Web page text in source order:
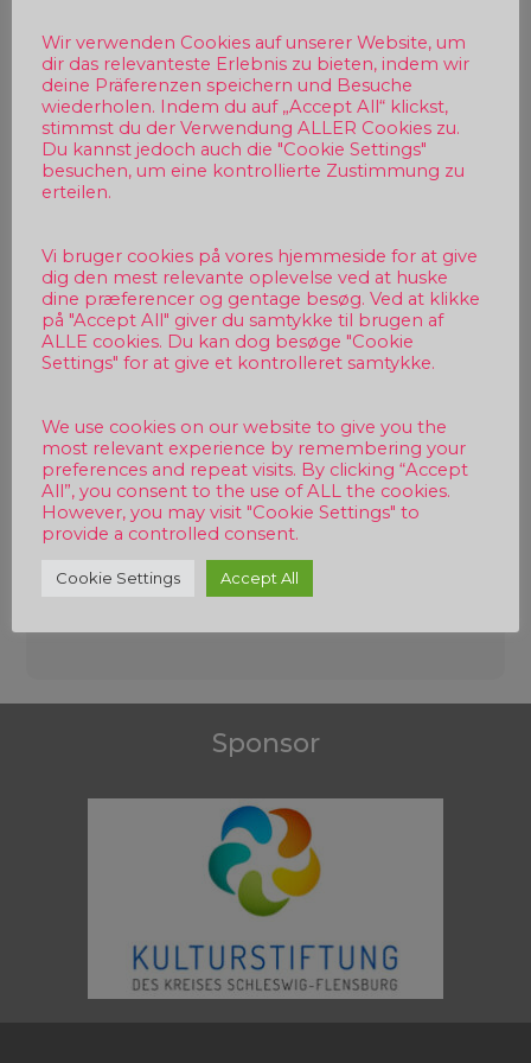
Beitragsnavigation
Sponsor
Wir verwenden Cookies auf unserer Website, um
dir das relevanteste Erlebnis zu bieten, indem wir
deine Präferenzen speichern und Besuche
wiederholen. Indem du auf „Accept All“ klickst,
stimmst du der Verwendung ALLER Cookies zu.
Du kannst jedoch auch die "Cookie Settings"
besuchen, um eine kontrollierte Zustimmung zu
erteilen.
Vi bruger cookies på vores hjemmeside for at give
dig den mest relevante oplevelse ved at huske
dine præferencer og gentage besøg. Ved at klikke
på "Accept All" giver du samtykke til brugen af
ALLE cookies. Du kan dog besøge "Cookie
Settings" for at give et kontrolleret samtykke.
We use cookies on our website to give you the
most relevant experience by remembering your
preferences and repeat visits. By clicking “Accept
All”, you consent to the use of ALL the cookies.
However, you may visit "Cookie Settings" to
provide a controlled consent.
Cookie Settings Accept All